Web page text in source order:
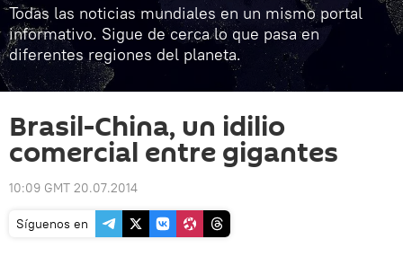
Todas las noticias mundiales en un mismo portal
informativo. Sigue de cerca lo que pasa en
diferentes regiones del planeta.
Brasil-China, un idilio
comercial entre gigantes
10:09 GMT 20.07.2014
Síguenos en